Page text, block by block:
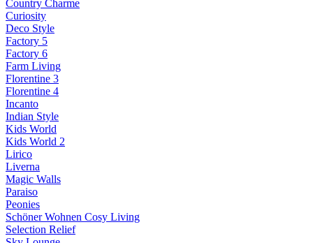
Country Charme
Curiosity
Deco Style
Factory 5
Factory 6
Farm Living
Florentine 3
Florentine 4
Incanto
Indian Style
Kids World
Kids World 2
Lirico
Liverna
Magic Walls
Paraiso
Peonies
Schöner Wohnen Cosy Living
Selection Relief